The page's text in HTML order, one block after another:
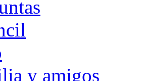
y amigos